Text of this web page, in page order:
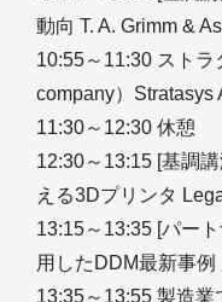
動向 T. A. Grimm &
10:55～11:30 スト
company）Stratasys
11:30～12:30 休憩
12:30～13:15 [基調
える3Dプリンタ
13:15～13:35 [パー
用したDDM最新事
13:35～13:55 製造業